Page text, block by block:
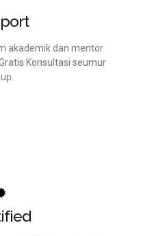
akademik dan mentor
Konsultasi seumur